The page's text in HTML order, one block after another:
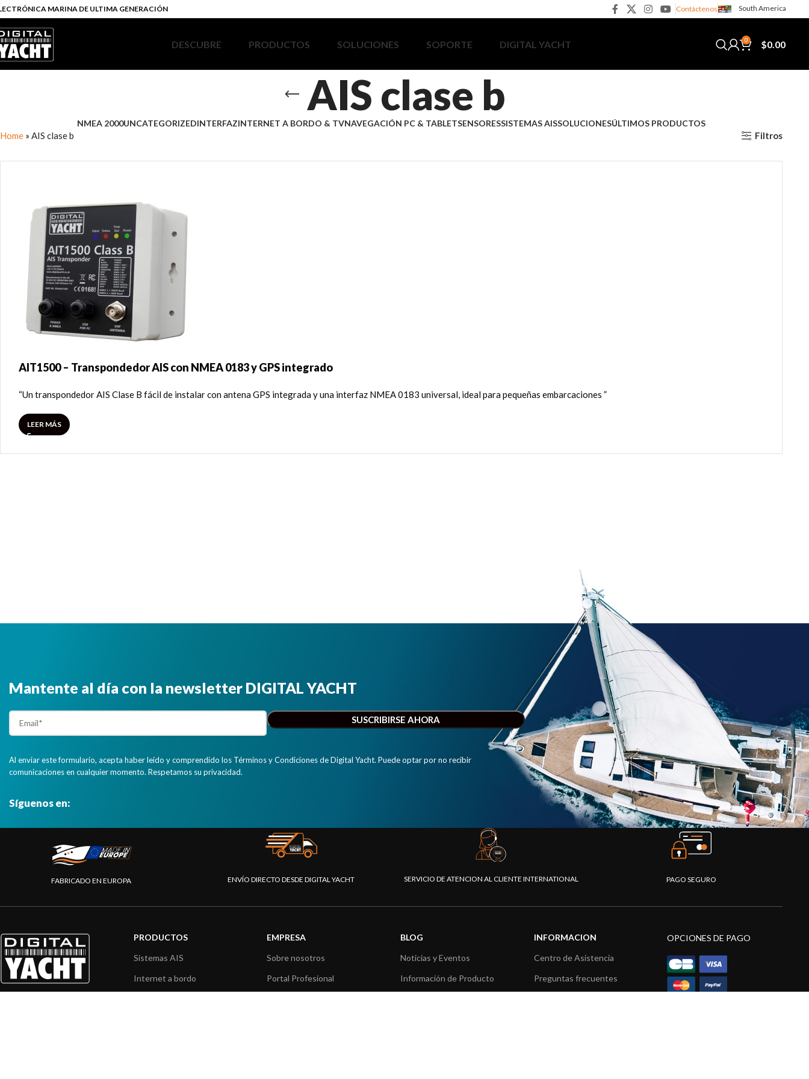
MARINA DE ULTIMA GENERACIÓN Contáctenos South America
DESCUBRE PRODUCTOS SOLUCIONES SOPORTE DIGITAL YACHT 0 $0.00
AIS clase b
NMEA 2000UNCATEGORIZEDINTERFAZINTERNET A BORDO & TVNAVEGACIÓN PC & TABLETSENSORESSISTEMAS AISSOLUCIONESÚLTIMOS PRODUCTOS
Home » AIS clase b Filtros
AIT1500 – Transpondedor AIS con NMEA 0183 y GPS integrado
“Un transpondedor AIS Clase B fácil de instalar con antena GPS integrada y una interfaz NMEA 0183 universal, ideal para pequeñas embarcaciones ”
LEER MÁS
Mantente al día con la newsletter DIGITAL YACHT
Al enviar este formulario, acepta haber leído y comprendido los Términos y Condiciones de Digital Yacht. Puede optar por no recibir
comunicaciones en cualquier momento. Respetamos su privacidad.
Síguenos en:
FABRICADO EN EUROPA ENVÍO DIRECTO DESDE DIGITAL YACHT SERVICIO DE ATENCION AL CLIENTE INTERNATIONAL PAGO SEGURO
PRODUCTOS
Sistemas AIS
Internet a bordo
EMPRESA
Sobre nosotros
Portal Profesional
BLOG
Noticias y Eventos
Información de Producto
INFORMACION
Centro de Asistencia
Preguntas frecuentes
OPCIONES DE PAGO